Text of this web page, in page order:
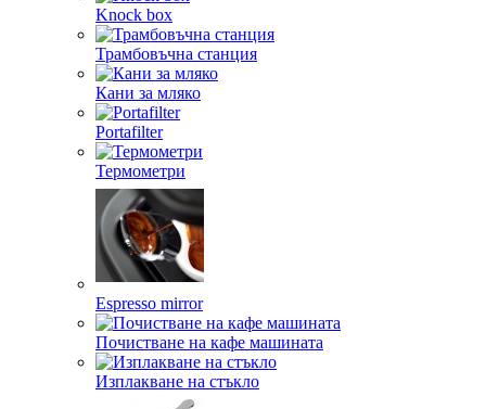
Knock box
Трамбовъчна станция
Кани за мляко
Portafilter
Термометри
Espresso mirror
Почистване на кафе машината
Изплакване на стъкло